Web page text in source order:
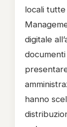
locali
digitale
hanno